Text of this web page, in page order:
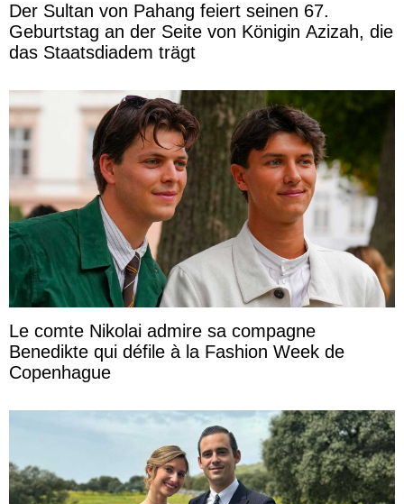
Der Sultan von Pahang feiert seinen 67.
Geburtstag an der Seite von Königin Azizah, die
das Staatsdiadem trägt
Le comte Nikolai admire sa compagne
Benedikte qui défile à la Fashion Week de
Copenhague